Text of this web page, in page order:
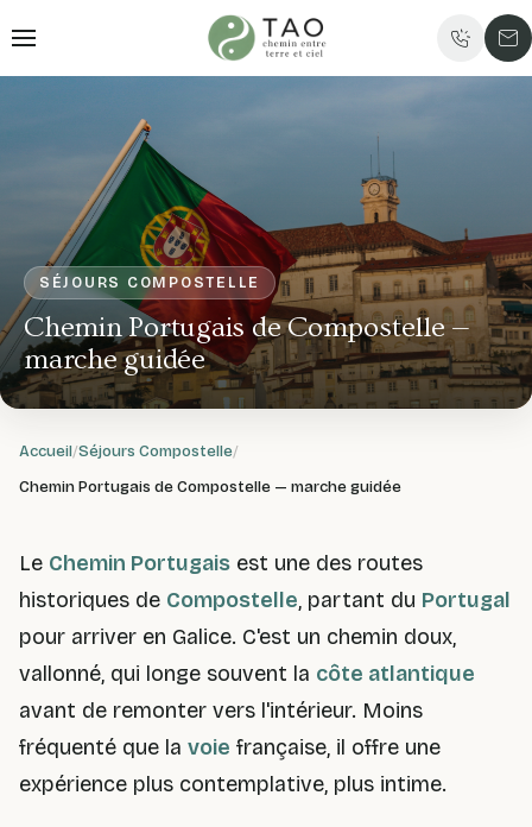
SÉJOURS COMPOSTELLE
Chemin Portugais de Compostelle —
marche guidée
Accueil Séjours Compostelle
Chemin Portugais de Compostelle — marche guidée
Le Chemin Portugais est une des routes
historiques de Compostelle, partant du Portugal
pour arriver en Galice. C'est un chemin doux,
vallonné, qui longe souvent la côte atlantique
avant de remonter vers l'intérieur. Moins
fréquenté que la voie française, il offre une
expérience plus contemplative, plus intime.